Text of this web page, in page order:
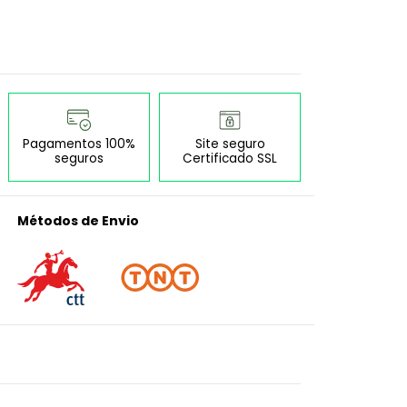
Pagamentos 100%
seguros
Site seguro
Certificado SSL
Métodos de Envio